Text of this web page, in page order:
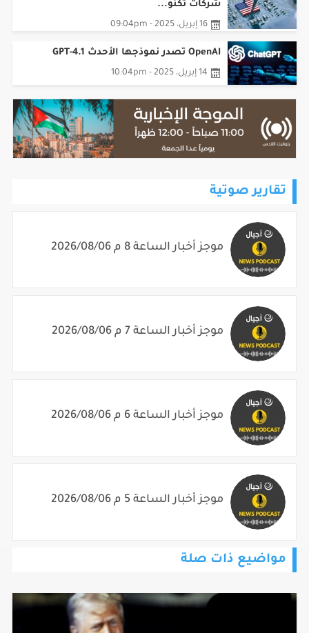
شركات تكنو...
16 إبريل، 2025 - 09:04pm
OpenAI تصدر نموذجها الأحدث GPT-4.1
14 إبريل، 2025 - 10:04pm
تقارير صوتية
موجز أخبار الساعة 8 م 2026/08/06
موجز أخبار الساعة 7 م 2026/08/06
موجز أخبار الساعة 6 م 2026/08/06
موجز أخبار الساعة 5 م 2026/08/06
مواضيع ذات صلة